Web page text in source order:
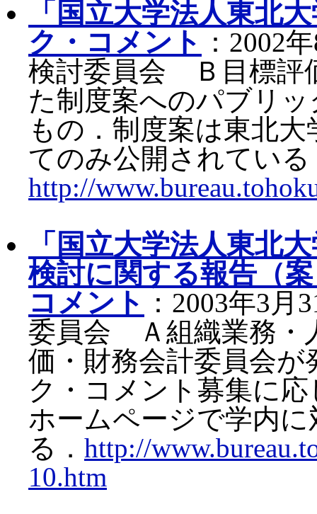
「国立大学法人東北
ク・コメント ：2002
検討委員会 Ｂ目標評
た制度案へのパブリ
もの．制度案は東北
てのみ公開されている
http://
「国立大学法人東北
検討に関する報告（
コメント ：2003年3
委員会 Ａ組織業務・
価・財務会計委員会
ク・コメント募集に
ホームページで学内
る． http://
10.htm